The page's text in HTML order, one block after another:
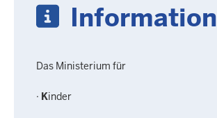
Information
Das Ministerium für
· Kinder